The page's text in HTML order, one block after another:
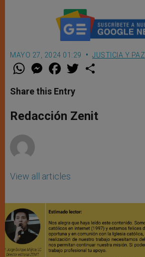
MAYO 27, 2024 01:29 JUSTICIA Y PAZ
W
t
s
p
p
M
e
s
e
g
e
F
a
e
b
o
k
w
r
Share this Entry
Redacción Zenit
View all articles